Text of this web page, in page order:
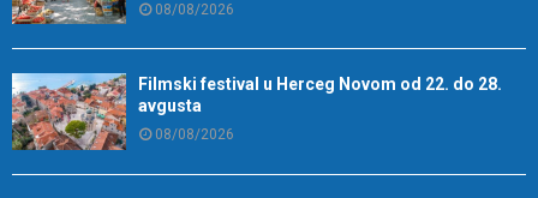
08/08/2026
Filmski festival u Herceg Novom od 22. do 28.
avgusta
08/08/2026